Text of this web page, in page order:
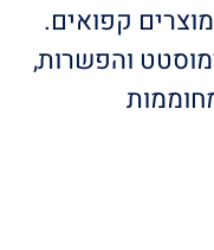
קפואים.
והפשרות,